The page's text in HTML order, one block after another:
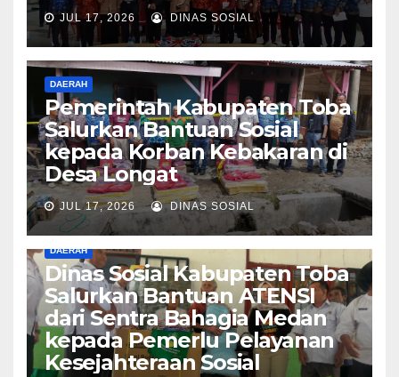
JUL 17, 2026 DINAS SOSIAL
DAERAH
Pemerintah Kabupaten Toba
Salurkan Bantuan Sosial
kepada Korban Kebakaran di
Desa Longat
JUL 17, 2026 DINAS SOSIAL
DAERAH
Dinas Sosial Kabupaten Toba
Salurkan Bantuan ATENSI
dari Sentra Bahagia Medan
kepada Pemerlu Pelayanan
Kesejahteraan Sosial